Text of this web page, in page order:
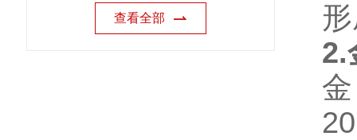
查看全部
2.